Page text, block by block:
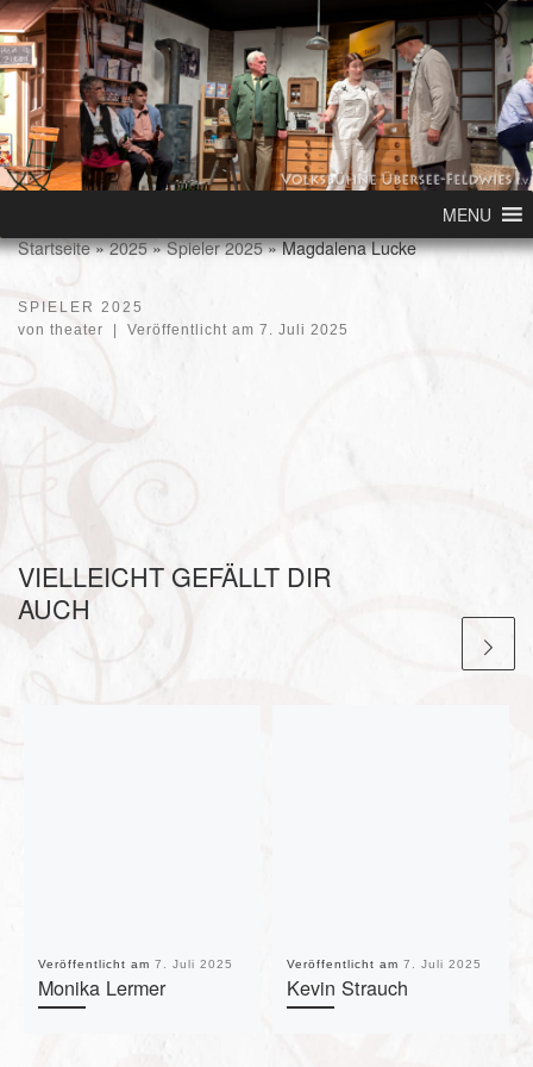
Skip to content
MENU
Startseite » 2025 » Spieler 2025 » Magdalena Lucke
SPIELER 2025
von theater | Veröffentlicht am 7. Juli 2025
VIELLEICHT GEFÄLLT DIR
AUCH
Veröffentlicht am 7. Juli 2025
Monika Lermer
Veröffentlicht am 7. Juli 2025
Kevin Strauch